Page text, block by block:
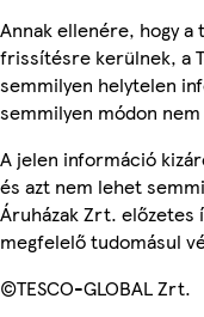
Annak ellenére, hogy
frissítésre kerülnek, a
semmilyen helytelen
semmilyen módon
A jelen információ
és azt nem lehet
Áruházak Zrt. előzetes
megfelelő tudomásul
©TESCO-GLOBAL Zrt.